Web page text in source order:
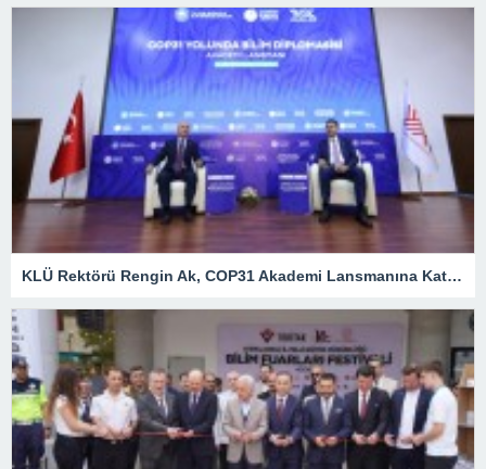
KLÜ Rektörü Rengin Ak, COP31 Akademi Lansmanına Katıldı